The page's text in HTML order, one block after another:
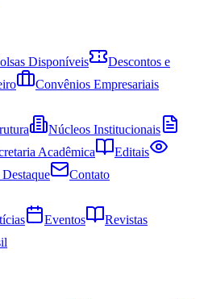
Disponíveis
Descontos e
Convênios Empresariais
Núcleos Institucionais
Acadêmica
Editais
Contato
Eventos
Revistas